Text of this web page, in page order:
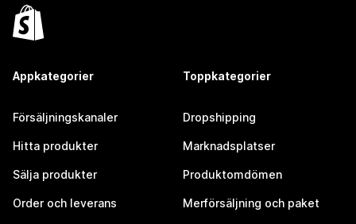
Appkategorier
Försäljningskanaler
Hitta produkter
Sälja produkter
Order och leverans
Toppkategorier
Dropshipping
Marknadsplatser
Produktomdömen
Merförsäljning och paket